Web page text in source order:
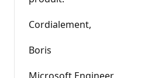
Cordialement,
Boris
Microsoft Engineer